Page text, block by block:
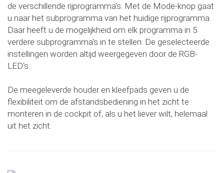
de verschillende rijprogramma's. Met de Mode-knop gaat
u naar het subprogramma van het huidige rijprogramma.
Daar heeft u de mogelijkheid om elk programma in 5
verdere subprogramma's in te stellen. De geselecteerde
instellingen worden altijd weergegeven door de RGB-
LED's.
De meegeleverde houder en kleefpads geven u de
flexibiliteit om de afstandsbediening in het zicht te
monteren in de cockpit of, als u het liever wilt, helemaal
uit het zicht.